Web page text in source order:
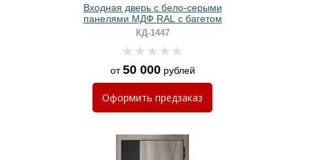
Входная дверь с бело-серыми
панелями МДФ RAL с багетом
КД-1447
от50 000рублей
Оформить предзаказ